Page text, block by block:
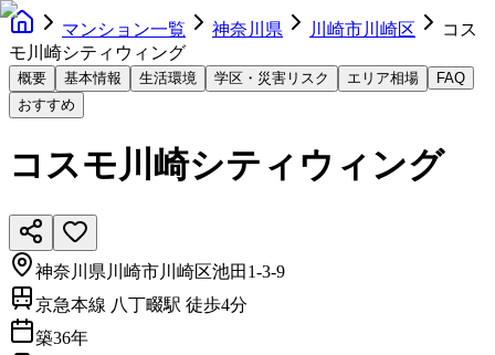
マンション一覧 神奈川県 川崎市川崎区
コス
モ川崎シティウィング
概要 基本情報 生活環境 学区・災害リスク エリア相場
FAQ
おすすめ
コスモ川崎シティウィング
神奈川県川崎市川崎区池田1-3-9
京急本線 八丁畷駅 徒歩4分
築36年